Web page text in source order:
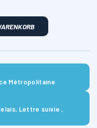
Métropolitaine
Lettre suivie ,